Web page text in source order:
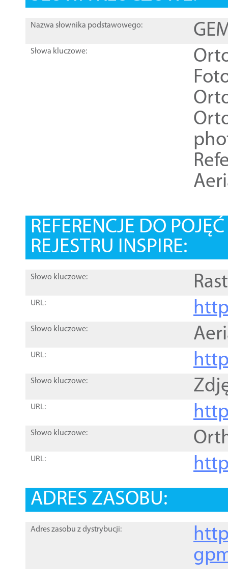
Nazwa słownika podstawowego:
Słowa kluczowe:
REFERENCJE DO
REJESTRU INSPIRE:
Słowo kluczowe:
URL:
Słowo kluczowe:
URL:
Słowo kluczowe:
URL:
Słowo kluczowe:
URL:
ADRES ZASOBU:
Adres zasobu z dystrybucji: